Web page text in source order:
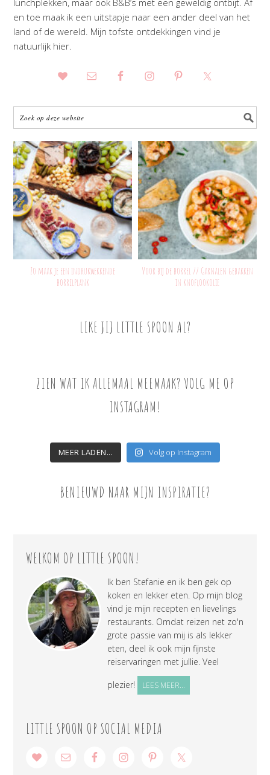
en toe maak ik een uitstapje naar een ander deel van het
land of de wereld. Mijn tofste ontdekkingen vind je
natuurlijk hier.
Zo maak je een indrukwekkende
borrelplank
Voor bij de borrel // Garnalen gebakken
in knoflookolie
LIKE JIJ LITTLE SPOON AL?
ZIEN WAT IK ALLEMAAL MEEMAAK? VOLG ME OP
INSTAGRAM!
MEER LADEN... Volg op Instagram
BENIEUWD NAAR MIJN INSPIRATIE?
WELKOM OP LITTLE SPOON!
Ik ben Stefanie en ik ben gek op
koken en lekker eten. Op mijn blog
vind je mijn recepten en lievelings
restaurants. Omdat reizen net zo'n
grote passie van mij is als lekker
eten, deel ik ook mijn fijnste
reiservaringen met jullie. Veel
plezier!
LEES MEER...
LITTLE SPOON OP SOCIAL MEDIA